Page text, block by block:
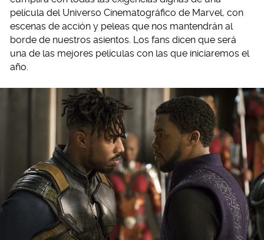
película del Universo Cinematográfico de Marvel, con
escenas de acción y peleas que nos mantendrán al
borde de nuestros asientos. Los fans dicen que será
una de las mejores películas con las que iniciaremos el
año.